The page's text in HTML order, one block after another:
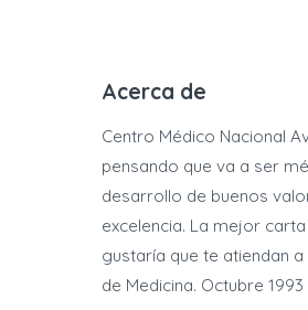
Acerca de
Centro Médico Nacional
pensando que va a ser
desarrollo de buenos
excelencia. La mejor
gustaría que te atiendan a
de Medicina. Octubre 1993